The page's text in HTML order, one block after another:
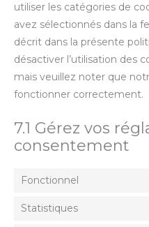
utiliser les catégories de
avez sélectionnés dans la
décrit dans la présente
désactiver l’utilisation des
mais veuillez noter que
fonctionner correctement.
7.1 Gérez vos
consentement
Fonctionnel
Statistiques